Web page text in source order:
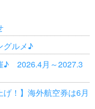
グルメ♪
♪ 2026.4月～2027.3
げ！】海外航空券は6月